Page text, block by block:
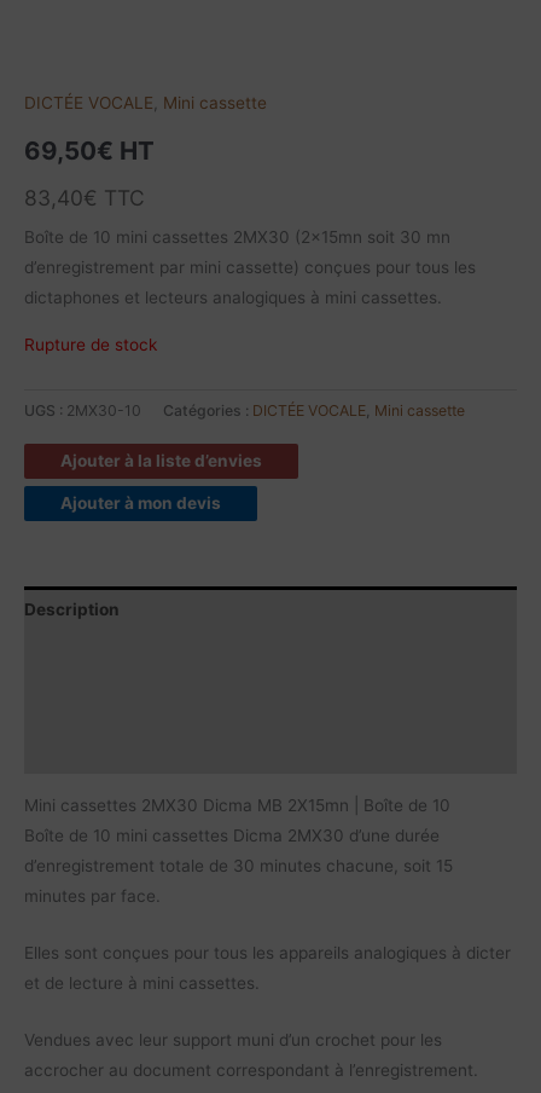
DICTÉE VOCALE Mini cassette
69,50€ HT
83,40€ TTC
Boîte de 10 mini cassettes 2MX30 (2x15mn soit 30 mn
d’enregistrement par mini cassette) conçues pour tous les
dictaphones et lecteurs analogiques à mini cassettes.
Rupture de stock
UGS : 2MX30-10 Catégories : DICTÉE VOCALE Mini cassette
Ajouter à la liste d’envies
Ajouter à mon devis
Description
Mini cassettes 2MX30 Dicma MB 2X15mn | Boîte de 10
Boîte de 10 mini cassettes Dicma 2MX30 d’une durée
d’enregistrement totale de 30 minutes chacune, soit 15
minutes par face.
Elles sont conçues pour tous les appareils analogiques à dicter
et de lecture à mini cassettes.
Vendues avec leur support muni d’un crochet pour les
accrocher au document correspondant à l’enregistrement.